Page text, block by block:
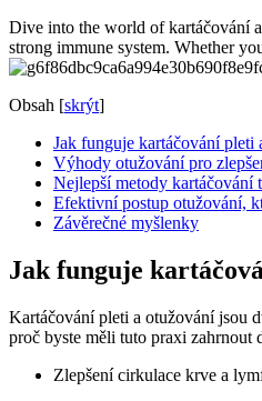
Dive into the world of kartáčování
strong immune system. Whether
Obsah [skrýt]
Jak funguje kartáčování pleti
Výhody otužování pro
Nejlepší metody kartáčování
Efektivní postup otužování,
Závěrečné myšlenky
Jak funguje
Kartáčování pleti a otužování jsou
proč byste měli tuto praxi zahrnout
Zlepšení cirkulace krve a